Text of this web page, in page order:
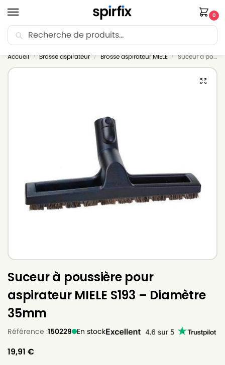
0
🚚 Livraison Point Relais offerte dès 30€ d’achat.
Accueil / Brosse aspirateur / Brosse aspirateur MIELE / Suceur à poussière pour aspirateur MIELE S193 – Diamètre 35mm
Suceur à poussière pour
aspirateur MIELE S193 – Diamètre
35mm
Référence :150229 En stock
19,91 €